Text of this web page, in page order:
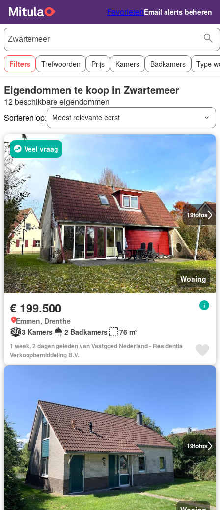
FavorietenEmail alerts beheren
Filters Trefwoorden Prijs Kamers Badkamers Type
Eigendommen te koop in Zwartemeer
12 beschikbare eigendommen
Sorteren op:
Meest relevante eerst
19fotos
Veel vraag
Woning
€ 199.500
Emmen, Drenthe
3 Kamers
2 Badkamers 76 m²
1 week, 2 dagen geleden van Vastgoed Nederland - Residentia
Verkoopbemiddeling B.V.
19fotos